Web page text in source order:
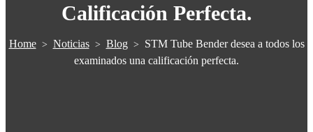
Calificación Perfecta.
Home> Noticias> Blog> STM Tube Bender desea a todos los
examinados una calificación perfecta.